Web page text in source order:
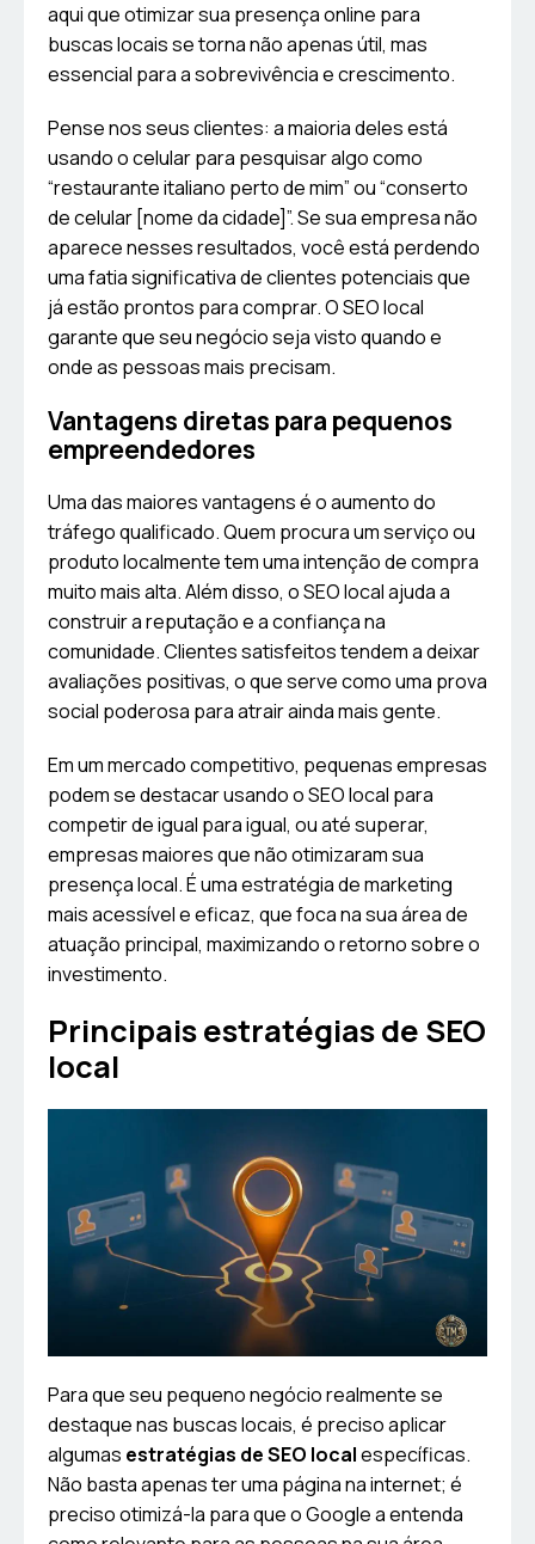
aqui que otimizar sua presença online para
buscas locais se torna não apenas útil, mas
essencial para a sobrevivência e crescimento.
Pense nos seus clientes: a maioria deles está
usando o celular para pesquisar algo como
“restaurante italiano perto de mim” ou “conserto
de celular [nome da cidade]”. Se sua empresa não
aparece nesses resultados, você está perdendo
uma fatia significativa de clientes potenciais que
já estão prontos para comprar. O SEO local
garante que seu negócio seja visto quando e
onde as pessoas mais precisam.
Vantagens diretas para pequenos
empreendedores
Uma das maiores vantagens é o aumento do
tráfego qualificado. Quem procura um serviço ou
produto localmente tem uma intenção de compra
muito mais alta. Além disso, o SEO local ajuda a
construir a reputação e a confiança na
comunidade. Clientes satisfeitos tendem a deixar
avaliações positivas, o que serve como uma prova
social poderosa para atrair ainda mais gente.
Em um mercado competitivo, pequenas empresas
podem se destacar usando o SEO local para
competir de igual para igual, ou até superar,
empresas maiores que não otimizaram sua
presença local. É uma estratégia de marketing
mais acessível e eficaz, que foca na sua área de
atuação principal, maximizando o retorno sobre o
investimento.
Principais estratégias de SEO
local
Para que seu pequeno negócio realmente se
destaque nas buscas locais, é preciso aplicar
algumas estratégias de SEO localespecíficas.
Não basta apenas ter uma página na internet; é
preciso otimizá-la para que o Google a entenda